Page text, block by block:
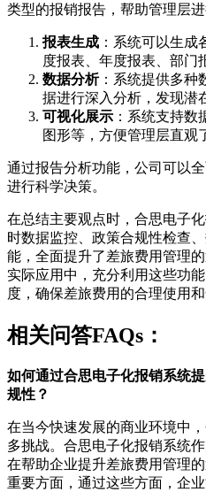
类型的报销报告，帮助管理层
报表生成 ：系统可以生成
度报表、年度报表、部门
数据分析：系统提供多种
据进行深入分析，发现潜
可视化展示 ：系统支持数
图形等，方便管理层直观
通过报告分析功能，公司可以
进行科学决策。
在总结主要观点时，合思电子
时数据监控、政策合规性检查
能，全面提升了差旅费用管理
实际应用中，充分利用这些功
度，确保差旅费用的合理使用和
相关问答FAQs：
如何通过合思电子化报销系统
规性？
在当今快速发展的商业环境中
多挑战。合思电子化报销系统
在帮助企业提升差旅费用管理
重要方面，通过这些方面，企